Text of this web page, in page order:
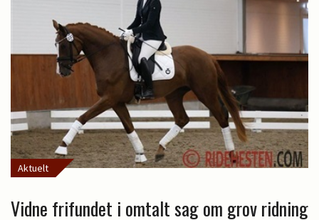
Aktuelt
Vidne frifundet i omtalt sag om grov ridning